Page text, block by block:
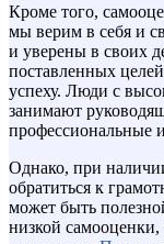
Кроме того,
мы верим в себя и
и уверены в своих
поставленных
успеху. Люди с
занимают
профессиональные
Однако, при
обратиться к
может быть
низкой самооценки,